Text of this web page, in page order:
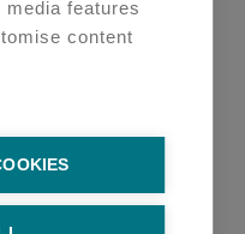
features
content
Lisätiedot